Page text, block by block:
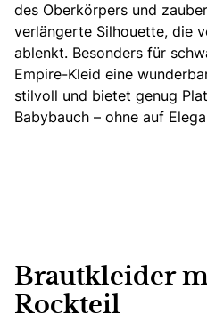
des Oberkörpers und
verlängerte Silhouette, die
ablenkt. Besonders für
Empire-Kleid eine
stilvoll und bietet genug
Babybauch – ohne auf
Brautkleider
Rockteil